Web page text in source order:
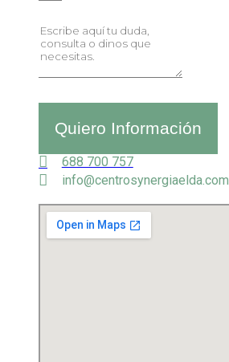
Quiero Información
688 700 757
info@centrosynergiaelda.com